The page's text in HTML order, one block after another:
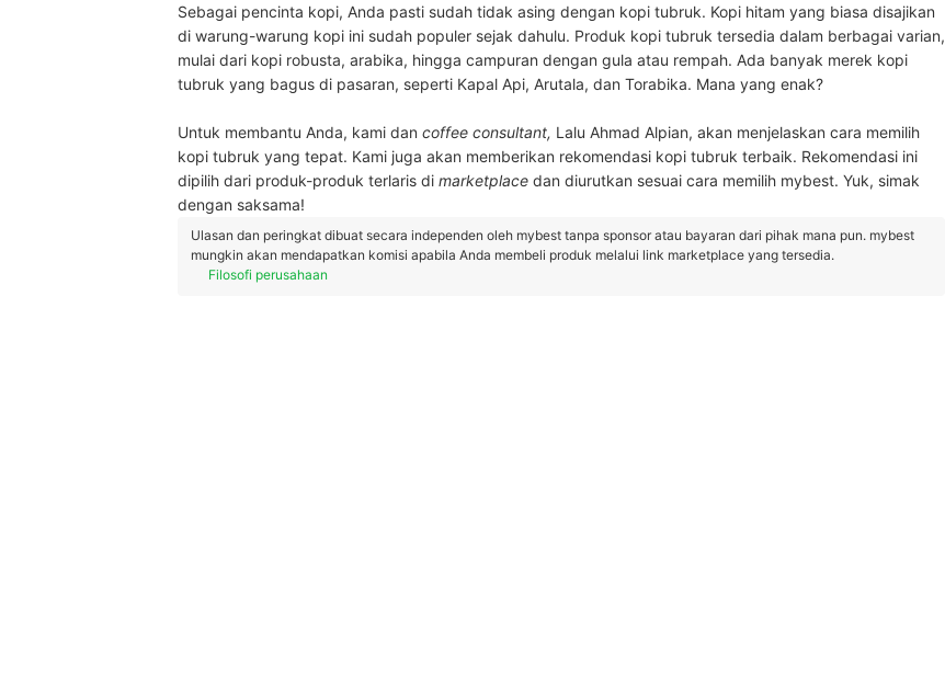
Sebagai pencinta kopi, Anda pasti sudah tidak asing dengan kopi tubruk. Kopi hitam yang biasa disajikan
di warung-warung kopi ini sudah populer sejak dahulu. Produk kopi tubruk tersedia dalam berbagai varian,
mulai dari kopi robusta, arabika, hingga campuran dengan gula atau rempah. Ada banyak merek kopi
tubruk yang bagus di pasaran, seperti Kapal Api, Arutala, dan Torabika. Mana yang enak?
Untuk membantu Anda, kami dan coffee consultant, Lalu Ahmad Alpian, akan menjelaskan cara memilih
kopi tubruk yang tepat. Kami juga akan memberikan rekomendasi kopi tubruk terbaik. Rekomendasi ini
dipilih dari produk-produk terlaris di marketplace dan diurutkan sesuai cara memilih mybest. Yuk, simak
dengan saksama!
Ulasan dan peringkat dibuat secara independen oleh mybest tanpa sponsor atau bayaran dari pihak mana pun. mybest
mungkin akan mendapatkan komisi apabila Anda membeli produk melalui link marketplace yang tersedia.
Filosofi perusahaan